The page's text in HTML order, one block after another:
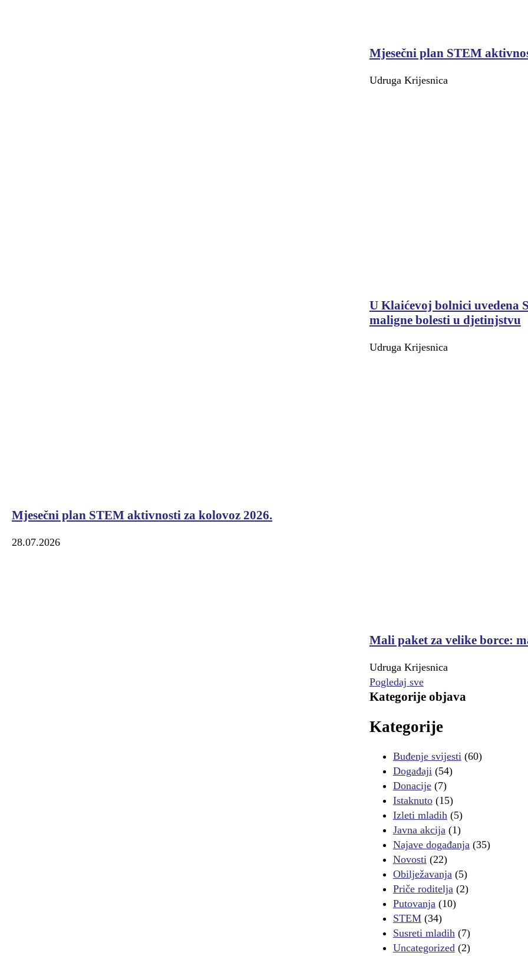
Mjesečni plan STEM aktivnosti za kolovoz 2026.
28.07.2026
Mjesečni plan STEM
Udruga Krijesnica
U Klaićevoj bolnici uvedena
maligne bolesti u djetinjstvu
Udruga Krijesnica
Mali paket za velike borce:
Udruga Krijesnica
Pogledaj sve
Kategorije objava
Kategorije
Buđenje svijesti(60)
Događaji(54)
Donacije(7)
Istaknuto(15)
Izleti mladih(5)
Javna akcija(1)
Najave događanja(35)
Novosti(22)
Obilježavanja(5)
Priče roditelja(2)
Putovanja(10)
STEM(34)
Susreti mladih(7)
Uncategorized(2)